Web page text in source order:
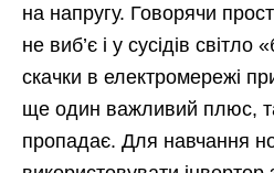
на напругу. Говорячи
не виб’є і у сусідів
скачки в електромережі
ще один важливий плюс,
пропадає. Для навчання